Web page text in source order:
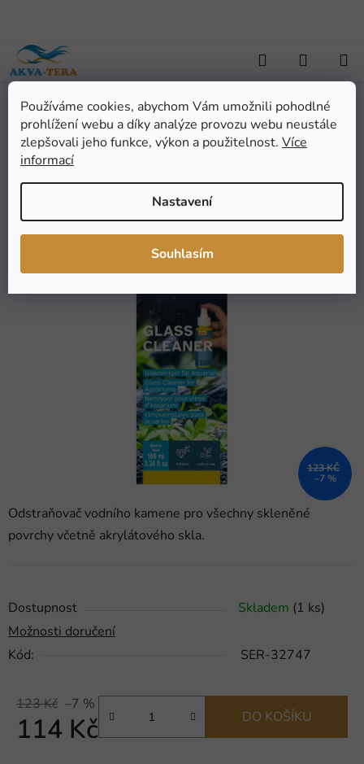
Používáme cookies, abychom Vám umožnili pohodlné
prohlížení webu a díky analýze provozu webu neustále
zlepšovali jeho funkce, výkon a použitelnost. Více
informací
Nastavení
Souhlasím
obsah
Hledat
KOŠÍK
Domů / AKVARISTIKA / Pomůcky a doplňky / Stěrky a škrabky /
Sera Glass Cleaner
Odstraňovač vodního kamene pro všechny skleněné
povrchy včetně akrylátového skla.
Dostupnost Skladem (1 ks)
Možnosti doručení
Kód:
SER-32747
123 Kč –7 %
114 Kč DO KOŠÍKU
Sera Glass Cleaner
Průměrné
produktu
0,0
z
NeohodnocenoPodrobnosti hodnocení
123 KČ
–7 %